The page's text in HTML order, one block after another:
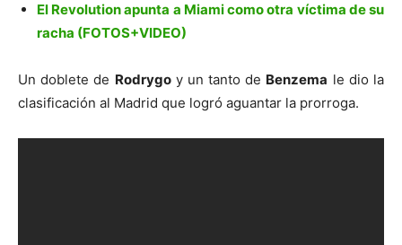
El Revolution apunta a Miami como otra víctima de su
racha (FOTOS+VIDEO)
Un doblete de Rodrygoy un tanto de Benzema le dio la
clasificación al Madrid que logró aguantar la prorroga.